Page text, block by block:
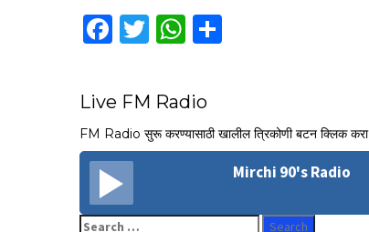
Facebook
TwitterWhatsApp
Live FM Radio
FM Radio सुरू करण्यासाठी खालील त्रिकोणी बटन क्लिक करा
Mirchi 90's Radio
Search